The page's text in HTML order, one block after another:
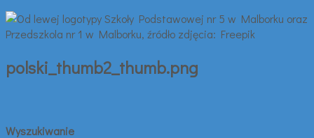
polski_thumb2_thumb.png
Wyszukiwanie